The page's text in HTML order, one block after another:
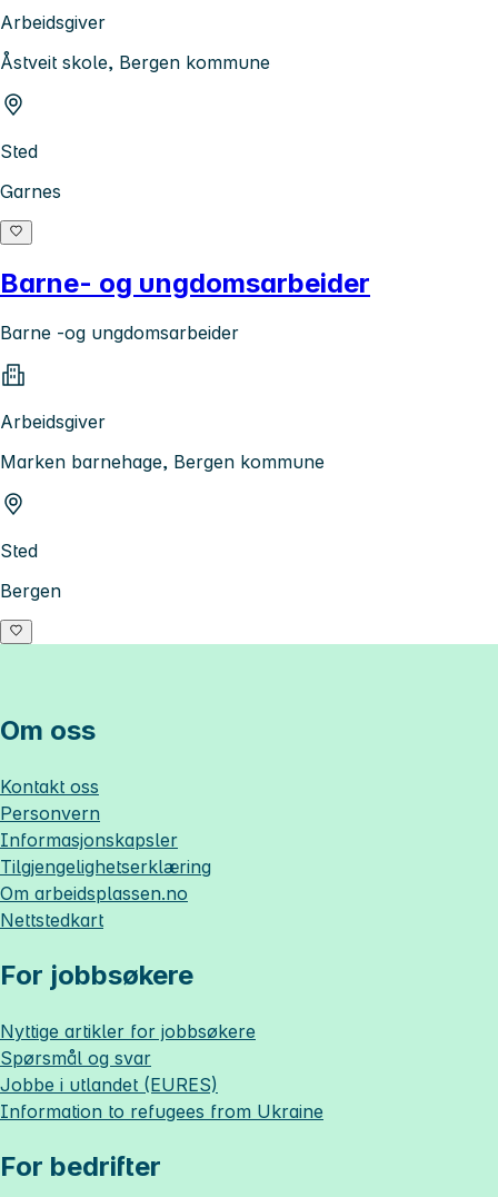
Arbeidsgiver
Åstveit skole, Bergen kommune
Sted
Garnes
Barne- og ungdomsarbeider
Barne -og ungdomsarbeider
Arbeidsgiver
Marken barnehage, Bergen kommune
Sted
Bergen
Om oss
Kontakt oss
Personvern
Informasjonskapsler
Tilgjengelighetserklæring
Om arbeidsplassen.no
Nettstedkart
For jobbsøkere
Nyttige artikler for jobbsøkere
Spørsmål og svar
Jobbe i utlandet (EURES)
Information to refugees from Ukraine
For bedrifter